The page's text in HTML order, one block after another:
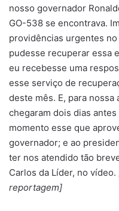
nosso governador
GO-538 se encontrava.
providências urgentes
pudesse recuperar essa
eu recebesse uma
esse serviço de
deste mês. E, para nossa
chegaram dois dias
momento esse que
governador; e ao
ter nos atendido tão
Carlos da Líder, no vídeo.
reportagem]